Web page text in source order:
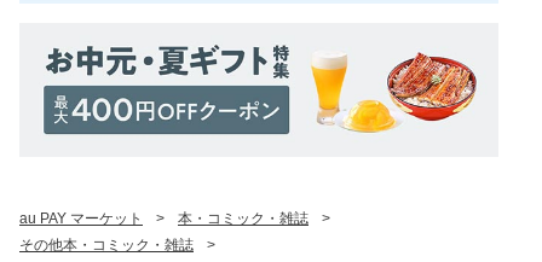
au PAY マーケット > 本・コミック・雑誌
>
その他本・コミック・雑誌
>